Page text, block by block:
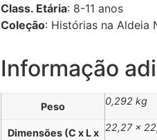
Class. Etária: 8-11 anos
Coleção: Histórias na Aldeia
Informação
Peso 0,292 kg
Dimensões (C x L x
22,27 ×